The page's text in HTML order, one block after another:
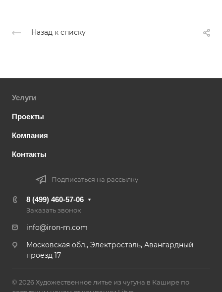
Назад к списку
Услуги
Проекты
Компания
Контакты
Подписаться на рассылку
8 (499) 460-57-06
Заказать звонок
info@iron-m.com
Московская обл., Электросталь, Авангардный
проезд 17
© 2026 Художественное литье из чугуна в Кашире по